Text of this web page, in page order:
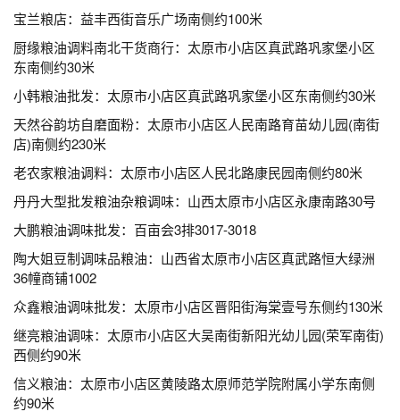
宝兰粮店：益丰西街音乐广场南侧约100米
厨缘粮油调料南北干货商行：太原市小店区真武路巩家堡小区
东南侧约30米
小韩粮油批发：太原市小店区真武路巩家堡小区东南侧约30米
天然谷韵坊自磨面粉：太原市小店区人民南路育苗幼儿园(南街
店)南侧约230米
老农家粮油调料：太原市小店区人民北路康民园南侧约80米
丹丹大型批发粮油杂粮调味：山西太原市小店区永康南路30号
大鹏粮油调味批发：百亩会3排3017-3018
陶大姐豆制调味品粮油：山西省太原市小店区真武路恒大绿洲
36幢商铺1002
众鑫粮油调味批发：太原市小店区晋阳街海棠壹号东侧约130米
继亮粮油调味：太原市小店区大吴南街新阳光幼儿园(荣军南街)
西侧约90米
信义粮油：太原市小店区黄陵路太原师范学院附属小学东南侧
约90米